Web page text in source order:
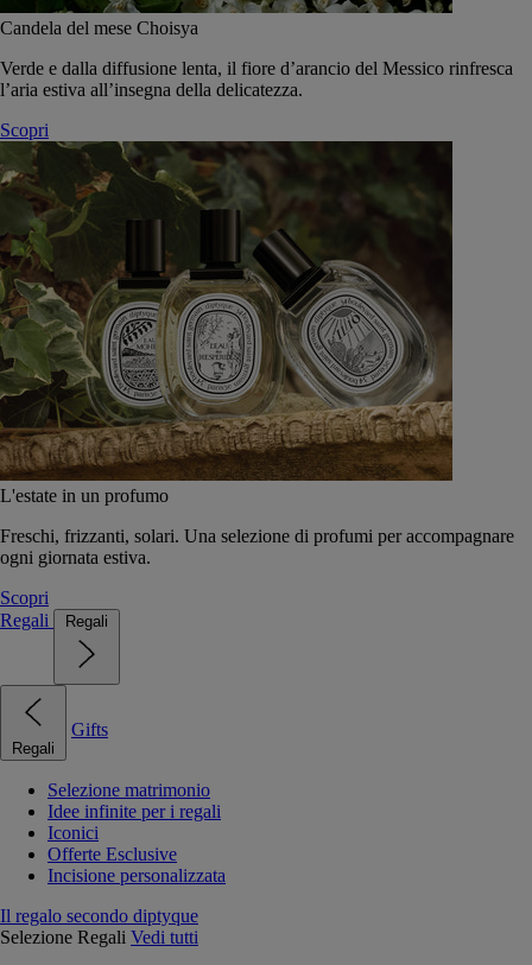
Candela del mese Choisya
Verde e dalla diffusione lenta, il fiore d’arancio del Messico rinfresca
l’aria estiva all’insegna della delicatezza.
Scopri
L'estate in un profumo
Freschi, frizzanti, solari. Una selezione di profumi per accompagnare
ogni giornata estiva.
Scopri
Regali
Regali
Regali
Gifts
Selezione matrimonio
Idee infinite per i regali
Iconici
Offerte Esclusive
Incisione personalizzata
Il regalo secondo diptyque
Selezione Regali Vedi tutti